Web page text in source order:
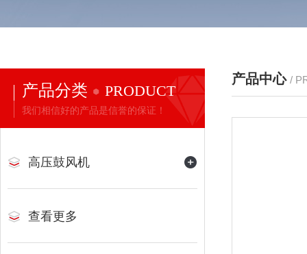
产品分类 PRODUCT
我们相信好的产品是信誉的保证！
高压鼓风机
查看更多
产品中心 /